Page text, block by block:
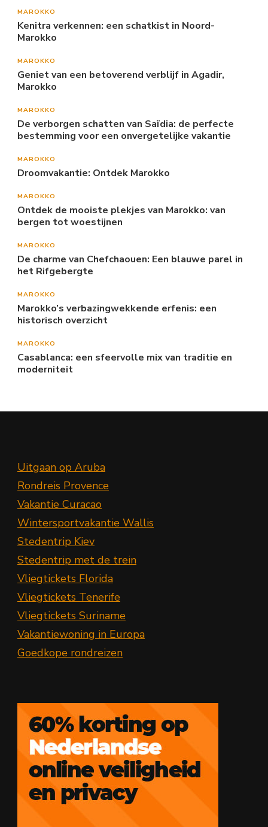
MAROKKO
Kenitra verkennen: een schatkist in Noord-
Marokko
MAROKKO
Geniet van een betoverend verblijf in Agadir,
Marokko
MAROKKO
De verborgen schatten van Saïdia: de perfecte
bestemming voor een onvergetelijke vakantie
MAROKKO
Droomvakantie: Ontdek Marokko
MAROKKO
Ontdek de mooiste plekjes van Marokko: van
bergen tot woestijnen
MAROKKO
De charme van Chefchaouen: Een blauwe parel in
het Rifgebergte
MAROKKO
Marokko’s verbazingwekkende erfenis: een
historisch overzicht
MAROKKO
Casablanca: een sfeervolle mix van traditie en
moderniteit
Uitgaan op Aruba
Rondreis Provence
Vakantie Curacao
Wintersportvakantie Wallis
Stedentrip Kiev
Stedentrip met de trein
Vliegtickets Florida
Vliegtickets Tenerife
Vliegtickets Suriname
Vakantiewoning in Europa
Goedkope rondreizen